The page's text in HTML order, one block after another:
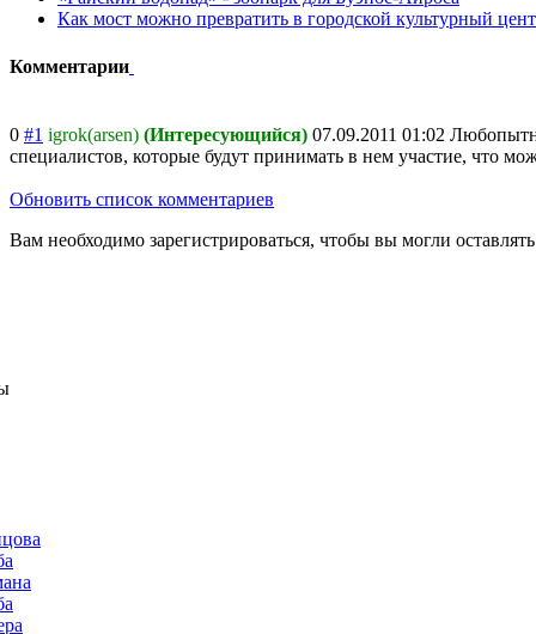
Как мост можно превратить в городской культурный
Комментарии
0 #1 igrok(arsen) (Интересующийся) 07.09.2011 01:02
специалистов, которые будут принимать в нем участие, что
Обновить список комментариев
Вам необходимо зарегистрироваться, чтобы вы могли